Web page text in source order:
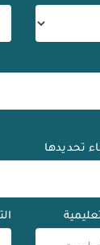
تحديدها